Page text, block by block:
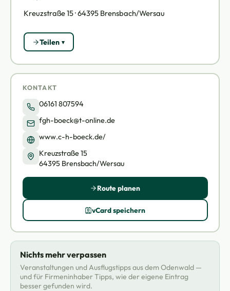
Kreuzstraße 15 · 64395 Brensbach/Wersau
Teilen
KONTAKT
06161 807594
fgh-boeck@t-online.de
www.c-h-boeck.de/
Kreuzstraße 15
64395 Brensbach/Wersau
Route planen
vCard speichern
Nichts mehr verpassen
Veranstaltungen und Ausflugstipps aus dem Odenwald —
und für Firmeninhaber Tipps, wie der eigene Eintrag
besser gefunden wird.